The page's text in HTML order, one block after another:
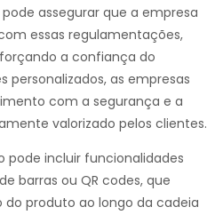
assegurar que a empresa
essas regulamentações,
a confiança do
personalizados, as empresas
com a segurança e a
valorizado pelos clientes.
pode incluir funcionalidades
barras ou QR codes, que
produto ao longo da cadeia